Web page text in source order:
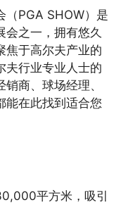
（PGA SHOW）是
会之一，拥有悠久
焦于高尔夫产业的
夫行业专业人士的
商、球场经理、
能在此找到适合您
平方米，吸引